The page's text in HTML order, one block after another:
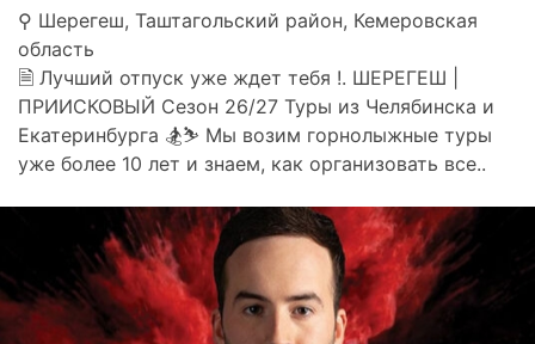
⚲ Шерегеш, Таштагольский район, Кемеровская
область
🗎 Лучший отпуск уже ждет тебя !. ШЕРЕГЕШ |
ПРИИСКОВЫЙ Сезон 26/27 Туры из Челябинска и
Екатеринбурга 🏂⛷️ Мы возим горнолыжные туры
уже более 10 лет и знаем, как организовать все..